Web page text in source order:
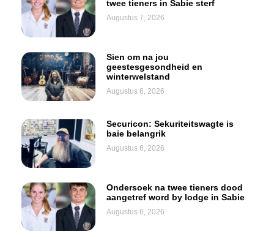
twee tieners in Sabie sterf
Augustus 7, 2026
Sien om na jou
geestesgesondheid en
winterwelstand
Augustus 6, 2026
Securicon: Sekuriteitswagte is
baie belangrik
Augustus 6, 2026
Ondersoek na twee tieners dood
aangetref word by lodge in Sabie
Augustus 6, 2026